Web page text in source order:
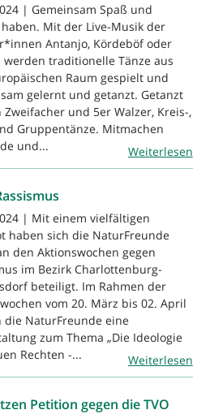
| Gemeinsam Spaß und
haben. Mit der Live-Musik der
Antanjo, Kördeböf oder
werden traditionelle Tänze aus
Raum gespielt und
gelernt und getanzt. Getanzt
Zweifacher und 5er Walzer, Kreis-,
Gruppentänze. Mitmachen
und...
Weiterlesen
| Mit einem vielfältigen
haben sich die NaturFreunde
den Aktionswochen gegen
im Bezirk Charlottenburg-
beteiligt. Im Rahmen der
vom 20. März bis 02. April
NaturFreunde eine
zum Thema „Die Ideologie
Rechten -...
Weiterlesen
Petition gegen die TVO